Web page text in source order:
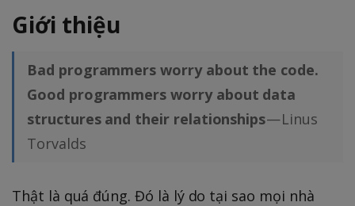
Giới thiệu
Bad programmers worry about the code.
Good programmers worry about data
structures and their relationships— Linus
Torvalds
Thật là quá đúng. Đó là lý do tại sao mọi nhà